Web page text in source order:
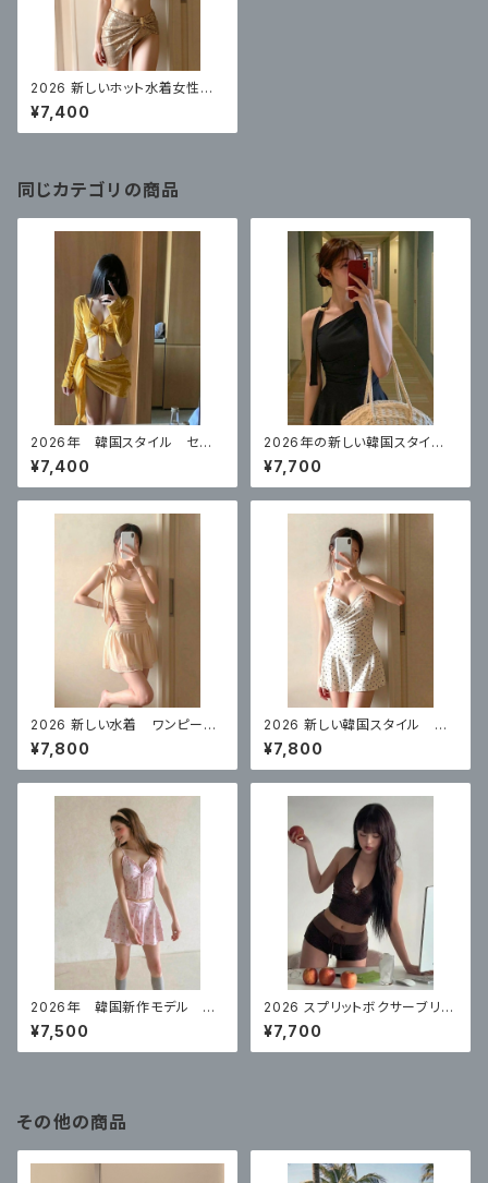
2026 新しいホット水着女性の
ビキニセクシーなハイエンド
体型カバー
¥7,400
同じカテゴリの商品
2026年 韓国スタイル セク
シービキニイエロー 4点セット
¥7,400
2026年の新しい韓国スタイ
ル ハイエンドのワンピースブ
ラックスカートスタイル 体型カ
バー
¥7,700
2026 新しい水着 ワンピース
スカートスタイルコンサバティ
ブ ハイエンド 体型カバー
¥7,800
2026 新しい韓国スタイル ワ
ンピーススカートスタイル白水
玉控えめな腹カバー
¥7,800
2026年 韓国新作モデル 高
級スプリットスカート ナイトプ
ールにぴったり
¥7,500
2026 スプリットボクサーブリー
フハイエンドコーヒーカラー水
玉リゾート
¥7,700
その他の商品